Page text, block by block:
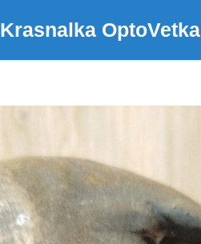
Krasnalka OptoVetka